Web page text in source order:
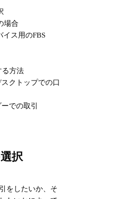
場合
イス用のFBS
る方法
クトップでの口
での取引
択
をしたいか、そ